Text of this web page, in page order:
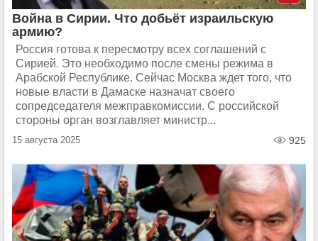
Война в Сирии. Что добьёт израильскую
армию?
Россия готова к пересмотру всех соглашений с
Сирией. Это необходимо после смены режима в
Арабской Республике. Сейчас Москва ждет того, что
новые власти в Дамаске назначат своего
сопредседателя межправкомиссии. С российской
стороны орган возглавляет министр...
15 августа 2025 925